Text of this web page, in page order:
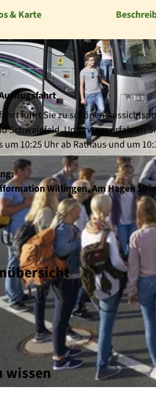
Photographie | CC-BY-SA
& Karte
führt Sie zu schönen
Schwalefeld. Unterwegs erfahren
um 10:25 Uhr ab Rathaus und um
Willingen, Am Hagen 10
wissen